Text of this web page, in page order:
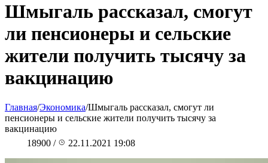
Шмыгаль рассказал, смогут
ли пенсионеры и сельские
жители получить тысячу за
вакцинацию
Главная/Экономика/Шмыгаль рассказал, смогут ли
пенсионеры и сельские жители получить тысячу за
вакцинацию
18900 / 22.11.2021 19:08